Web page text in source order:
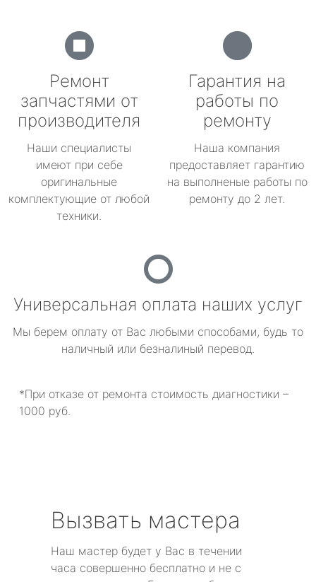
Ремонт
запчастями от
производителя
Наши специалисты
имеют при себе
оригинальные
комплектующие от любой
техники.
Гарантия на
работы по
ремонту
Наша компания
предоставляет гарантию
на выполненые работы по
ремонту до 2 лет.
Универсальная оплата наших услуг
Мы берем оплату от Вас любыми способами, будь то
наличный или безналиный перевод.
*При отказе от ремонта стоимость диагностики –
1000 руб.
Вызвать мастера
Наш мастер будет у Вас в течении
часа совершенно бесплатно и не с